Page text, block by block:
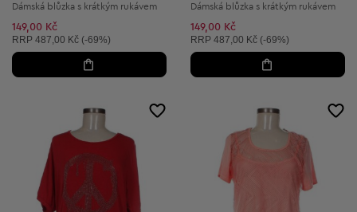
Dámská blůzka s krátkým rukávem
149,00 Kč
Doporučená cena:
RRP 487,00 Kč (-69%)
Dámská blůzka s krátkým rukávem
149,00 Kč
Doporučená cena:
RRP 487,00 Kč (-69%)